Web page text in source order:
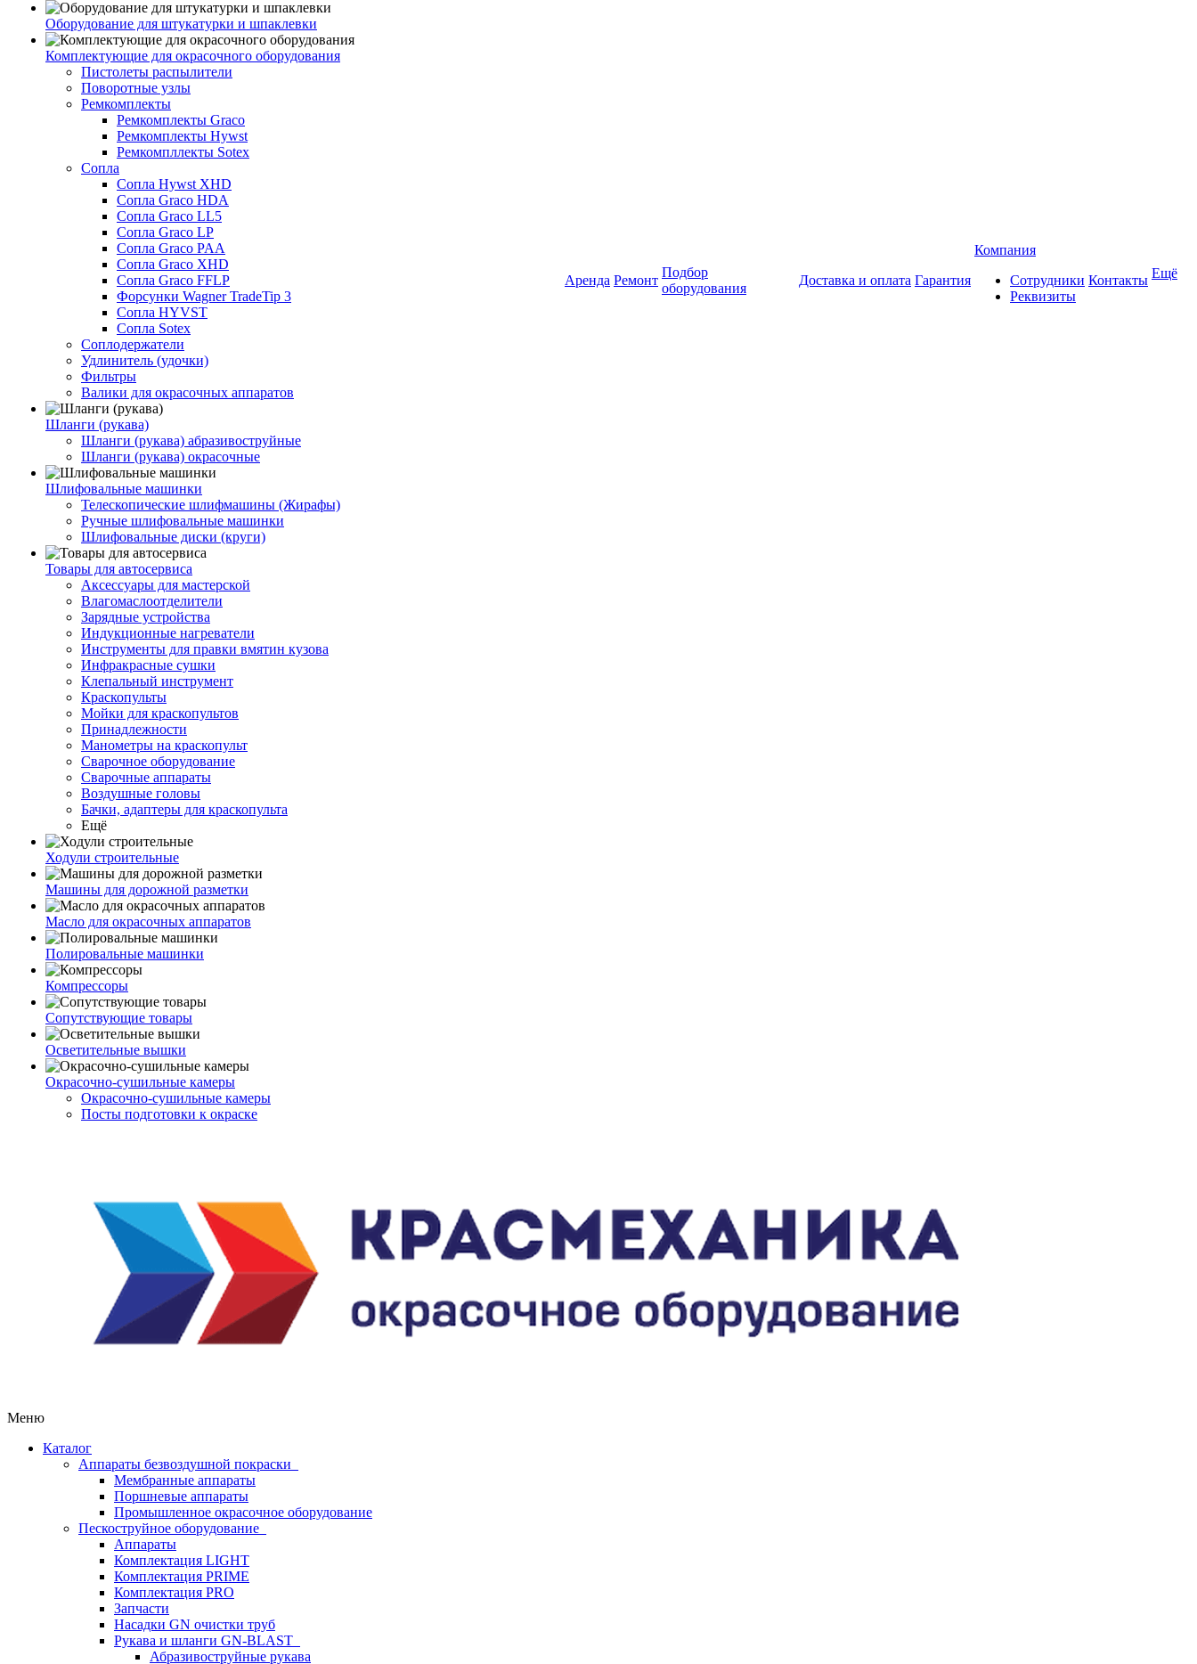
Оборудование для штукатурки и шпаклевки
Комплектующие для окрасочного оборудования
Пистолеты распылители
Поворотные узлы
Ремкомплекты
Ремкомплекты Graco
Ремкомплекты Hywst
Ремкомпллекты Sotex
Сопла
Сопла Hywst XHD
Сопла Graco HDA
Сопла Graco LL5
Сопла Graco LP
Сопла Graco PAA
Сопла Graco XHD
Сопла Graco FFLP
Форсунки Wagner TradeTip 3
Сопла HYVST
Сопла Sotex
Соплодержатели
Удлинитель (удочки)
Фильтры
Валики для окрасочных аппаратов
Шланги (рукава)
Шланги (рукава) абразивоструйные
Шланги (рукава) окрасочные
Шлифовальные машинки
Телескопические шлифмашины (Жирафы)
Ручные шлифовальные машинки
Шлифовальные диски (круги)
Товары для автосервиса
Аксессуары для мастерской
Влагомаслоотделители
Зарядные устройства
Индукционные нагреватели
Инструменты для правки вмятин кузова
Инфракрасные сушки
Клепальный инструмент
Краскопульты
Мойки для краскопультов
Принадлежности
Манометры на краскопульт
Сварочное оборудование
Сварочные аппараты
Воздушные головы
Бачки, адаптеры для краскопульта
Ещё
Ходули строительные
Машины для дорожной разметки
Масло для окрасочных аппаратов
Полировальные машинки
Компрессоры
Сопутствующие товары
Осветительные вышки
Окрасочно-сушильные камеры
Окрасочно-сушильные камеры
Посты подготовки к окраске
Аренда Ремонт
Подбор
оборудования
Доставка и оплата Гарантия
Компания
Сотрудники
Реквизиты
Контакты Ещё
Меню
Каталог
Аппараты безвоздушной покраски
Мембранные аппараты
Поршневые аппараты
Промышленное окрасочное оборудование
Пескоструйное оборудование
Аппараты
Комплектация LIGHT
Комплектация PRIME
Комплектация PRO
Запчасти
Насадки GN очистки труб
Рукава и шланги GN-BLAST
Абразивоструйные рукава